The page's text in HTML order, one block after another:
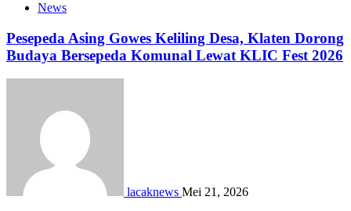
News
Pesepeda Asing Gowes Keliling Desa, Klaten Dorong
Budaya Bersepeda Komunal Lewat KLIC Fest 2026
lacaknews Mei 21, 2026